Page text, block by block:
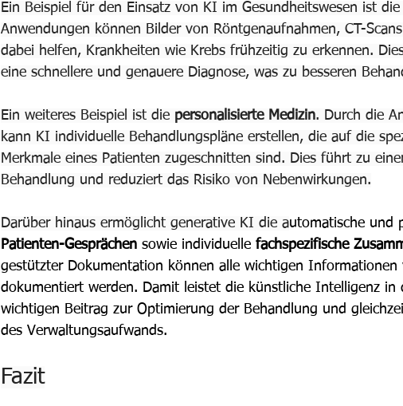
Ein Beispiel für den Einsatz von KI im Gesundheitswesen ist die
Anwendungen können Bilder von Röntgenaufnahmen, CT-
dabei helfen, Krankheiten wie Krebs frühzeitig zu erkennen.
eine schnellere und genauere Diagnose, was zu besseren
Ein weiteres Beispiel ist die personalisierte Medizin. Durch die
kann KI individuelle Behandlungspläne erstellen, die auf die
Merkmale eines Patienten zugeschnitten sind. Dies führt zu
Behandlung und reduziert das Risiko von Nebenwirkungen.
Darüber hinaus ermöglicht generative KI die automatische und
Patienten-Gesprächen sowie individuelle fachspezifische
gestützter Dokumentation können alle wichtigen Informationen
dokumentiert werden. Damit leistet die künstliche Intelligenz in
wichtigen Beitrag zur Optimierung der Behandlung und
des Verwaltungsaufwands.
Fazit